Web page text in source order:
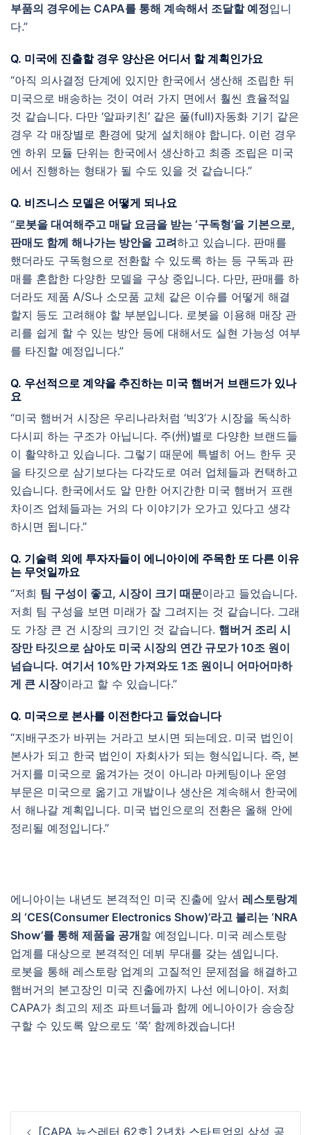
부품의 경우에는 CAPA를 통해 계속해서 조달할 예정입니
다.”
Q. 미국에 진출할 경우 양산은 어디서 할 계획인가요
“아직 의사결정 단계에 있지만 한국에서 생산해 조립한 뒤
미국으로 배송하는 것이 여러 가지 면에서 훨씬 효율적일
것 같습니다. 다만 ‘알파키친’ 같은 풀(full)자동화 기기 같은
경우 각 매장별로 환경에 맞게 설치해야 합니다. 이런 경우
엔 하위 모듈 단위는 한국에서 생산하고 최종 조립은 미국
에서 진행하는 형태가 될 수도 있을 것 같습니다.”
Q. 비즈니스 모델은 어떻게 되나요
“로봇을 대여해주고 매달 요금을 받는 ‘구독형’을 기본으로,
판매도 함께 해나가는 방안을 고려하고 있습니다. 판매를
했더라도 구독형으로 전환할 수 있도록 하는 등 구독과 판
매를 혼합한 다양한 모델을 구상 중입니다. 다만, 판매를 하
더라도 제품 A/S나 소모품 교체 같은 이슈를 어떻게 해결
할지 등도 고려해야 할 부분입니다. 로봇을 이용해 매장 관
리를 쉽게 할 수 있는 방안 등에 대해서도 실현 가능성 여부
를 타진할 예정입니다.”
Q. 우선적으로 계약을 추진하는 미국 햄버거 브랜드가 있나
요
“미국 햄버거 시장은 우리나라처럼 ‘빅3’가 시장을 독식하
다시피 하는 구조가 아닙니다. 주(州)별로 다양한 브랜드들
이 활약하고 있습니다. 그렇기 때문에 특별히 어느 한두 곳
을 타깃으로 삼기보다는 다각도로 여러 업체들과 컨택하고
있습니다. 한국에서도 알 만한 어지간한 미국 햄버거 프랜
차이즈 업체들과는 거의 다 이야기가 오가고 있다고 생각
하시면 됩니다.”
Q. 기술력 외에 투자자들이 에니아이에 주목한 또 다른 이유
는 무엇일까요
“저희 팀 구성이 좋고, 시장이 크기 때문이라고 들었습니다.
저희 팀 구성을 보면 미래가 잘 그려지는 것 같습니다. 그래
도 가장 큰 건 시장의 크기인 것 같습니다. 햄버거 조리 시
장만 타깃으로 삼아도 미국 시장의 연간 규모가 10조 원이
넘습니다. 여기서 10%만 가져와도 1조 원이니 어마어마하
게 큰 시장이라고 할 수 있습니다.”
Q. 미국으로 본사를 이전한다고 들었습니다
“지배구조가 바뀌는 거라고 보시면 되는데요. 미국 법인이
본사가 되고 한국 법인이 자회사가 되는 형식입니다. 즉, 본
거지를 미국으로 옮겨가는 것이 아니라 마케팅이나 운영
부문은 미국으로 옮기고 개발이나 생산은 계속해서 한국에
서 해나갈 계획입니다. 미국 법인으로의 전환은 올해 안에
정리될 예정입니다.”
에니아이는 내년도 본격적인 미국 진출에 앞서 레스토랑계
의 ‘CES(Consumer Electronics Show)’라고 불리는 ‘NRA
Show’를 통해 제품을 공개할 예정입니다. 미국 레스토랑
업계를 대상으로 본격적인 데뷔 무대를 갖는 셈입니다.
로봇을 통해 레스토랑 업계의 고질적인 문제점을 해결하고
햄버거의 본고장인 미국 진출에까지 나선 에니아이. 저희
CAPA가 최고의 제조 파트너들과 함께 에니아이가 승승장
구할 수 있도록 앞으로도 ‘쭉’ 함께하겠습니다!
[CAPA 뉴스레터 62호] 2년차 스타트업의 삼성 공